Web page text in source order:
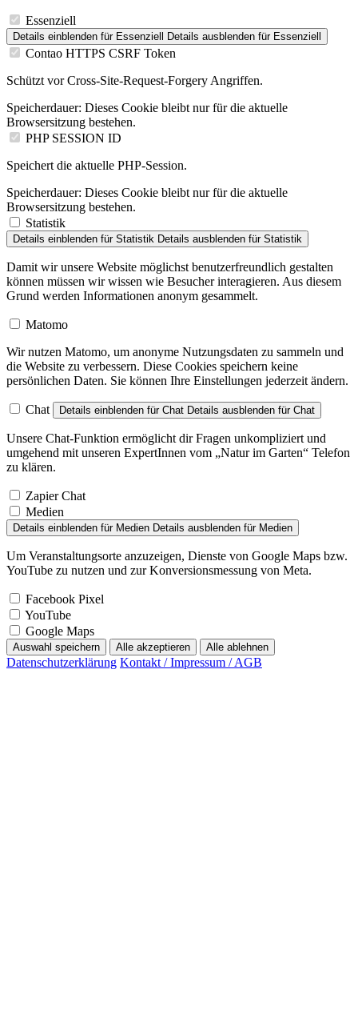
Essenziell
Details einblenden für Essenziell Details ausblenden für Essenziell
Contao HTTPS CSRF Token
Schützt vor Cross-Site-Request-Forgery Angriffen.
Speicherdauer: Dieses Cookie bleibt nur für die aktuelle
Browsersitzung bestehen.
PHP SESSION ID
Speichert die aktuelle PHP-Session.
Speicherdauer: Dieses Cookie bleibt nur für die aktuelle
Browsersitzung bestehen.
Statistik
Details einblenden für Statistik Details ausblenden für Statistik
Damit wir unsere Website möglichst benutzerfreundlich gestalten
können müssen wir wissen wie Besucher interagieren. Aus diesem
Grund werden Informationen anonym gesammelt.
Matomo
Wir nutzen Matomo, um anonyme Nutzungsdaten zu sammeln und
die Website zu verbessern. Diese Cookies speichern keine
persönlichen Daten. Sie können Ihre Einstellungen jederzeit ändern.
Chat Details einblenden für Chat Details ausblenden für Chat
Unsere Chat-Funktion ermöglicht dir Fragen unkompliziert und
umgehend mit unseren ExpertInnen vom „Natur im Garten“ Telefon
zu klären.
Zapier Chat
Medien
Details einblenden für Medien Details ausblenden für Medien
Um Veranstaltungsorte anzuzeigen, Dienste von Google Maps bzw.
YouTube zu nutzen und zur Konversionsmessung von Meta.
Facebook Pixel
YouTube
Google Maps
Auswahl speichern Alle akzeptieren Alle ablehnen
Datenschutzerklärung Kontakt / Impressum / AGB